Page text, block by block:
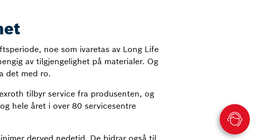
noe som ivaretas av Long Life
av tilgjengelighet på materialer. Og
det med ro.
tilbyr service fra produsenten, og
hele året i over 80 servicesentre
derved nedetid. De bidrar også til